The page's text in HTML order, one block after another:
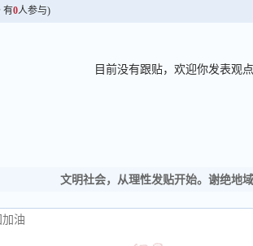
有0人参与)
目前没有跟贴，欢迎你发表观点
文明社会，从理性发贴开始。谢绝地